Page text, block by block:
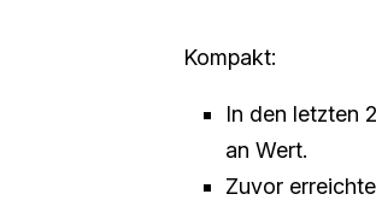
Kompakt:
In den letzten
an Wert.
Zuvor